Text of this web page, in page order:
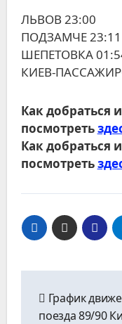
ЛЬВОВ 23:00
ПОДЗАМЧЕ 23:11
ШЕПЕТОВКА
КИЕВ-
Как добраться
посмотреть
Как добраться
посмотреть
записям
График
поезда 89/90